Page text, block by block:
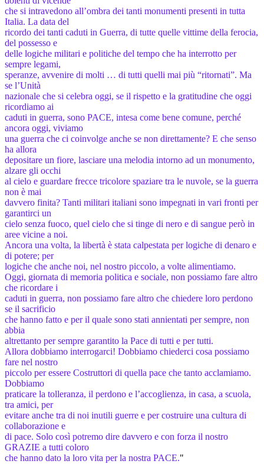
che si intravedono all’ombra dei tanti monumenti presenti in tutta
Italia. La data del
ricordo dei tanti caduti in Guerra, di tutte quelle vittime della ferocia,
del possesso e
delle logiche militari e politiche del tempo che ha interrotto per
sempre legami,
speranze, avvenire di molti … di tutti quelli mai più “ritornati”. Ma
se l’Unità
nazionale che si celebra oggi, se il rispetto e la gratitudine che oggi
ricordiamo ai
caduti in guerra, sono PACE, intesa come bene comune, perché
ancora oggi, viviamo
una guerra che ci coinvolge anche se non direttamente? E che senso
ha allora
depositare un fiore, lasciare una melodia intorno ad un monumento,
alzare gli occhi
al cielo e guardare frecce tricolore spaziare tra le nuvole, se la guerra
non è mai
davvero finita? Tanti militari italiani sono impegnati in vari fronti per
garantirci un
cielo senza fuoco, quel cielo che si tinge di nero e di sangue però in
aree vicine a noi.
Ancora una volta, la libertà è stata calpestata per logiche di denaro e
di potere; per
logiche che anche noi, nel nostro piccolo, a volte alimentiamo.
Oggi, giornata di memoria politica e sociale, non possiamo fare altro
che ricordare i
caduti in guerra, non possiamo fare altro che chiedere loro perdono
se il sacrificio
che hanno fatto e per il quale sono stati annientati per sempre, non
abbia
altrettanto per sempre garantito la Pace di tutti e per tutti.
Allora dobbiamo interrogarci! Dobbiamo chiederci cosa possiamo
fare nel nostro
piccolo per essere Costruttori di quella pace che tanto acclamiamo.
Dobbiamo
praticare la tolleranza, il perdono e l’accoglienza, in casa, a scuola,
tra amici, per
evitare anche tra di noi inutili guerre e per costruire una cultura di
collaborazione e
di pace. Solo così potremo dire davvero e con forza il nostro
GRAZIE a tutti coloro
che hanno dato la loro vita per la nostra PACE."